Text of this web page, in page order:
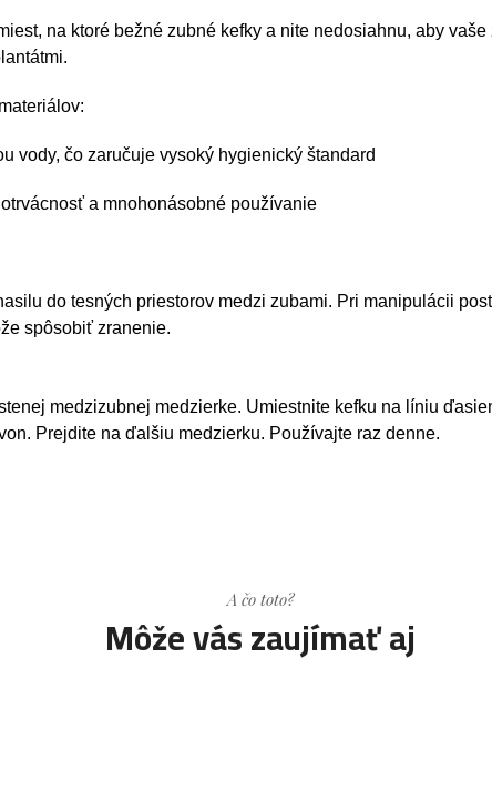
na ktoré bežné zubné kefky a nite nedosiahnu, aby
vody, čo zaručuje vysoký hygienický štandard
a mnohonásobné používanie
do tesných priestorov medzi zubami. Pri manipulácii
spôsobiť zranenie.
medzizubnej medzierke. Umiestnite kefku na líniu
Prejdite na ďalšiu medzierku. Používajte raz denne.
A čo toto?
Môže vás zaujímať aj